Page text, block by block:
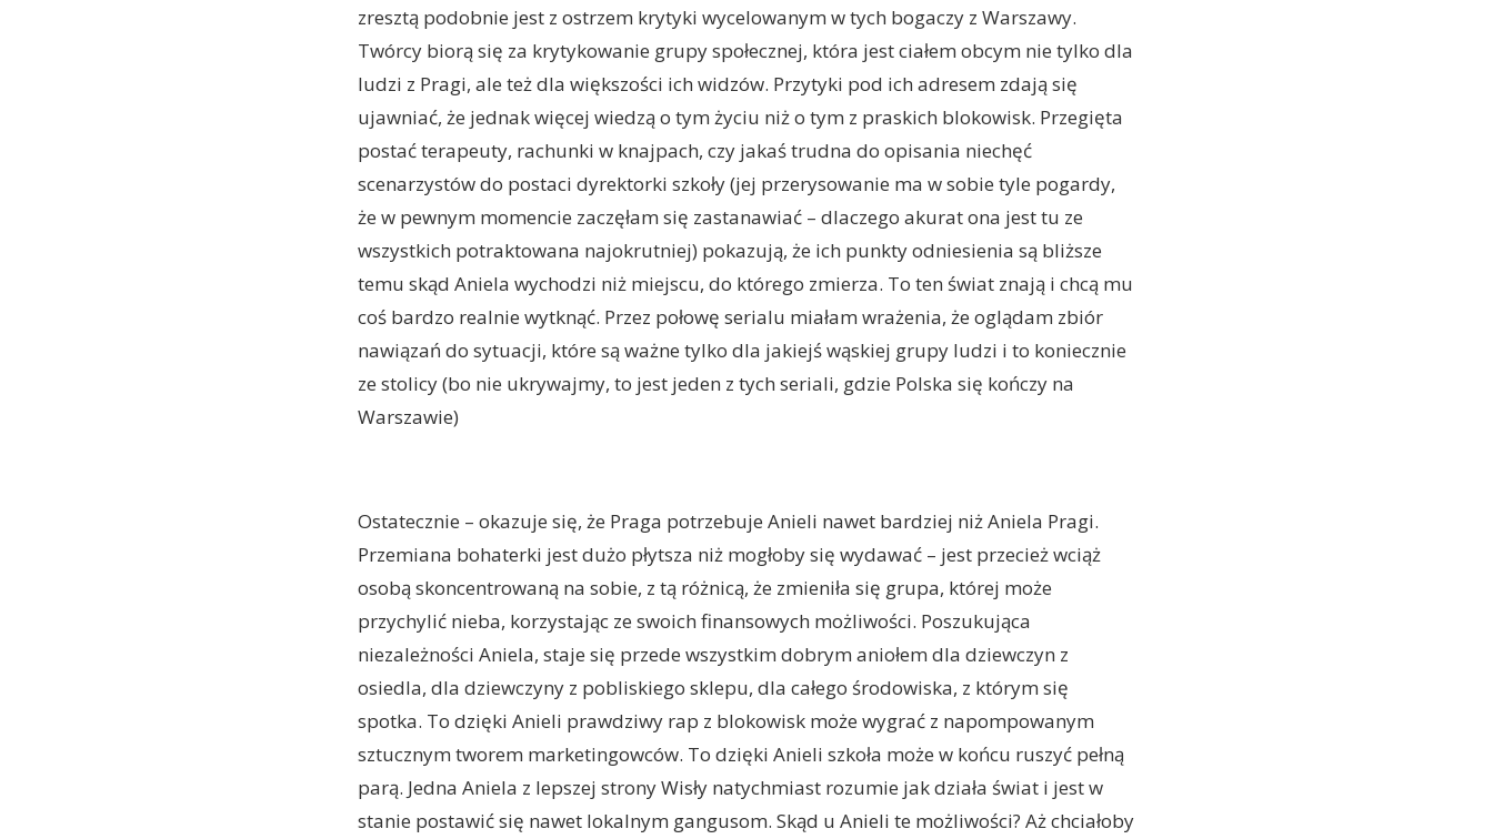
zresztą podobnie jest z ostrzem krytyki wycelowanym w tych bogaczy z Warszawy.
Twórcy biorą się za krytykowanie grupy społecznej, która jest ciałem obcym nie tylko dla
ludzi z Pragi, ale też dla większości ich widzów. Przytyki pod ich adresem zdają się
ujawniać, że jednak więcej wiedzą o tym życiu niż o tym z praskich blokowisk. Przegięta
postać terapeuty, rachunki w knajpach, czy jakaś trudna do opisania niechęć
scenarzystów do postaci dyrektorki szkoły (jej przerysowanie ma w sobie tyle pogardy,
że w pewnym momencie zaczęłam się zastanawiać – dlaczego akurat ona jest tu ze
wszystkich potraktowana najokrutniej) pokazują, że ich punkty odniesienia są bliższe
temu skąd Aniela wychodzi niż miejscu, do którego zmierza. To ten świat znają i chcą mu
coś bardzo realnie wytknąć. Przez połowę serialu miałam wrażenia, że oglądam zbiór
nawiązań do sytuacji, które są ważne tylko dla jakiejś wąskiej grupy ludzi i to koniecznie
ze stolicy (bo nie ukrywajmy, to jest jeden z tych seriali, gdzie Polska się kończy na
Warszawie)
Ostatecznie – okazuje się, że Praga potrzebuje Anieli nawet bardziej niż Aniela Pragi.
Przemiana bohaterki jest dużo płytsza niż mogłoby się wydawać – jest przecież wciąż
osobą skoncentrowaną na sobie, z tą różnicą, że zmieniła się grupa, której może
przychylić nieba, korzystając ze swoich finansowych możliwości. Poszukująca
niezależności Aniela, staje się przede wszystkim dobrym aniołem dla dziewczyn z
osiedla, dla dziewczyny z pobliskiego sklepu, dla całego środowiska, z którym się
spotka. To dzięki Anieli prawdziwy rap z blokowisk może wygrać z napompowanym
sztucznym tworem marketingowców. To dzięki Anieli szkoła może w końcu ruszyć pełną
parą. Jedna Aniela z lepszej strony Wisły natychmiast rozumie jak działa świat i jest w
stanie postawić się nawet lokalnym gangusom. Skąd u Anieli te możliwości? Aż chciałoby